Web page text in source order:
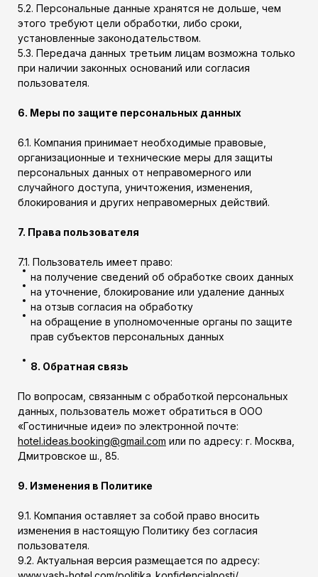
5.2. Персональные данные хранятся не дольше, чем
этого требуют цели обработки, либо сроки,
установленные законодательством.
5.3. Передача данных третьим лицам возможна только
при наличии законных оснований или согласия
пользователя.
6. Меры по защите персональных данных
6.1. Компания принимает необходимые правовые,
организационные и технические меры для защиты
персональных данных от неправомерного или
случайного доступа, уничтожения, изменения,
блокирования и других неправомерных действий.
7. Права пользователя
7.1. Пользователь имеет право:
на получение сведений об обработке своих данных
на уточнение, блокирование или удаление данных
на отзыв согласия на обработку
на обращение в уполномоченные органы по защите
прав субъектов персональных данных
8. Обратная связь
По вопросам, связанным с обработкой персональных
данных, пользователь может обратиться в ООО
«Гостиничные идеи» по электронной почте:
hotel.ideas.booking@gmail.com или по адресу: г. Москва,
Дмитровское ш., 85.
9. Изменения в Политике
9.1. Компания оставляет за собой право вносить
изменения в настоящую Политику без согласия
пользователя.
9.2. Актуальная версия размещается по адресу: